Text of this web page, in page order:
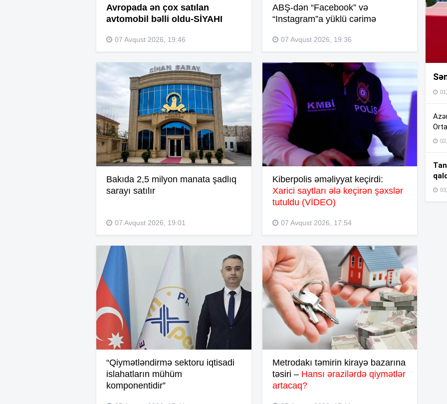
Avropada ən çox satılan
avtomobil bəlli oldu-SİYAHI
07 Avqust 2026, 19:46
ABŞ-dən “Facebook” və
“Instagram”a yüklü cərimə
07 Avqust 2026, 19:36
Bakıda 2,5 milyon manata şadlıq
sarayı satılır
07 Avqust 2026, 19:01
Kiberpolis əməliyyat keçirdi:
Xarici saytları ələ keçirən şəxslər
tutuldu (VİDEO)
07 Avqust 2026, 17:54
“Qiymətləndirmə sektoru iqtisadi
islahatların mühüm
komponentidir”
Metrodakı təmirin kirayə bazarına
təsiri – Hansı ərazilərdə qiymətlər
artacaq?